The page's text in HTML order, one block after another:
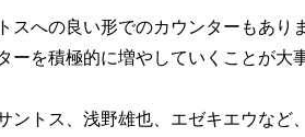
への良い形でのカウンターもあり
ーを積極的に増やしていくことが大
トス、浅野雄也、エゼキエウなど